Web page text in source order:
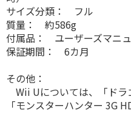
サイズ分類： フル
質量： 約586g
付属品： ユーザーズマニ
保証期間： 6カ月
その他：
Wii Uについては、「ドラ
「モンスターハンター 3G